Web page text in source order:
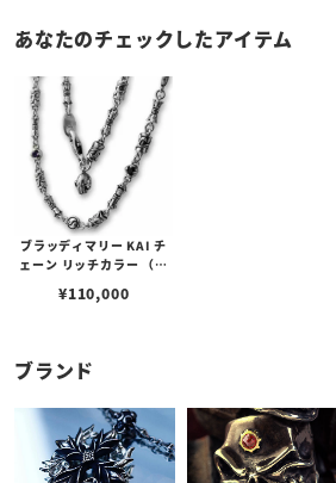
あなたのチェックしたアイテム
ブラッディマリー KAI チ
ェーン リッチカラー （極
¥110,000
ブランド